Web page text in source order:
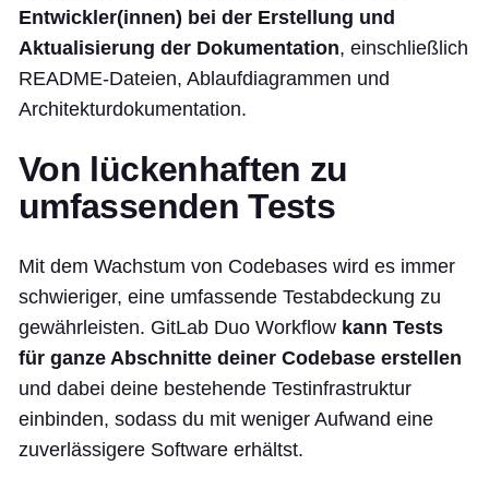
Entwickler(innen) bei der Erstellung und
Aktualisierung der Dokumentation, einschließlich
README-Dateien, Ablaufdiagrammen und
Architekturdokumentation.
Von lückenhaften zu
umfassenden Tests
Mit dem Wachstum von Codebases wird es immer
schwieriger, eine umfassende Testabdeckung zu
gewährleisten. GitLab Duo Workflow kann Tests
für ganze Abschnitte deiner Codebase erstellen
und dabei deine bestehende Testinfrastruktur
einbinden, sodass du mit weniger Aufwand eine
zuverlässigere Software erhältst.